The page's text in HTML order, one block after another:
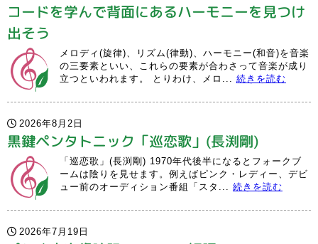
コードを学んで背面にあるハーモニーを見つけ
出そう
メロディ(旋律)、リズム(律動)、ハーモニー(和音)を音楽
の三要素といい、これらの要素が合わさって音楽が成り
立つといわれます。 とりわけ、メロ... 続きを読む
2026年8月2日
黒鍵ペンタトニック「巡恋歌」(長渕剛)
「巡恋歌」(長渕剛) 1970年代後半になるとフォークブ
ームは陰りを見せます。例えばピンク・レディー、デビ
ュー前のオーディション番組「スタ... 続きを読む
2026年7月19日